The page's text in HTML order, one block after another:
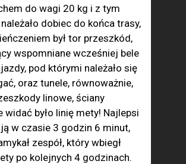
do wagi 20 kg i z tym
dobiec do końca trasy,
był tor przeszkód,
wspomniane wcześniej bele
pod którymi należało się
oraz tunele, równoważnie,
linowe, ściany
widać było linię mety! Najlepsi
w czasie 3 godzin 6 minut,
zespół, który wbiegł
po kolejnych 4 godzinach.